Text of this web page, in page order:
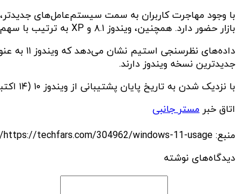
بازار حضور دارد. همچنین، ویندوز ۸.۱ و XP به ترتیب با سهم‌های ناچیز ۰.۳۱ درصد و ۰.۲۸ درصد، سهم کوچکی از بازار را به خود اختصاص داده‌اند.
جدیدترین نسخه ویندوز دارند.
با نزدیک شدن به تاریخ پایان پشتیبانی از ویندوز ۱۰ (۱۴ اکتبر ۲۰۲۵)، کاربران و کسب‌وکارها به دنبال مهاجرت به ویندوز ۱۱ هستند.
اتاق خبر مستر جانبی
منبع: https://techfars.com/304962/windows-11-usage/
دیدگاه‌های نوشته